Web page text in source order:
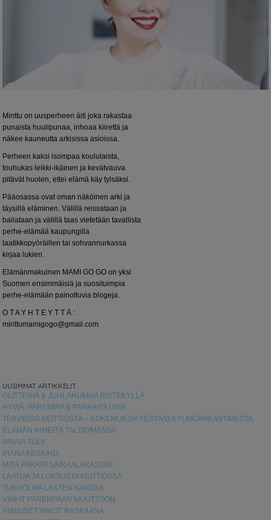
Minttu on uusperheen äiti joka rakastaa
punaista huulipunaa, inhoaa kiirettä ja
näkee kauneutta arkisissa asioissa.
Perheen kaksi isompaa koululaista,
touhukas leikki-ikäinen ja kevätvauva
pitävät huolen, ettei elämä käy tylsäksi.
Pääosassa ovat oman näköinen arki ja
täysillä eläminen. Välillä reissataan ja
bailataan ja välillä taas vietetään tavallista
perhe-elämää kaupungilla
laatikkopyöräillen tai sohvannurkassa
kirjaa lukien.
Elämänmakuinen MAMI GO GO on yksi
Suomen ensimmäisiä ja suosituimpia
perhe-elämään painottuvia blogeja.
O T A Y H T E Y T T Ä :
minttumamigogo@gmail.com
UUSIMMAT ARTIKKELIT
GLITTERIÄ & JUHLAHUMUA RISTEILYLLÄ
HYVIÄ, PAREMPIA & PARHAITA UNIA
TERVEISIÄ KEITTIÖSTÄ – KOKEMUKSIA FESTIVO KYLMIÖPAKASTIMESTA
ELÄMÄN IHMEITÄ TALTIOIMASSA
VAUVA TULI!
IHANA KESÄIHO
MITÄ PAKATA SAIRAALAKASSIIN
LAATUA JA LUKSUSTA KEITTIÖSSÄ
TUKHOLMA LASTEN KANSSA
VINKIT PAREMPAAN MUUTTOON
VIIMEISET VIIKOT RASKAANA